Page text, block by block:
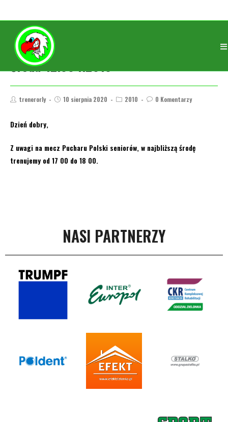
Środa 12.08 r.2010
trenerorly 10 sierpnia 2020 2010 0 Komentarzy
Dzień dobry,
Z uwagi na mecz Pucharu Polski seniorów, w najbliższą środę
trenujemy od 17 00 do 18 00.
NASI PARTNERZY